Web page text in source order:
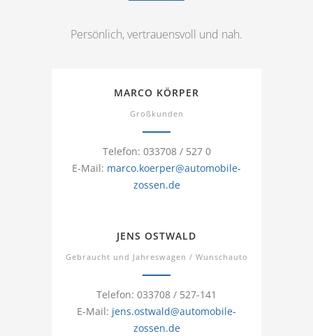
Persönlich, vertrauensvoll und nah.
MARCO KÖRPER
Großkunden
Telefon: 033708 / 527 0
E-Mail: marco.koerper@automobile-
zossen.de
JENS OSTWALD
Gebraucht und Jahreswagen / Wunschauto
Telefon: 033708 / 527-141
E-Mail: jens.ostwald@automobile-
zossen.de